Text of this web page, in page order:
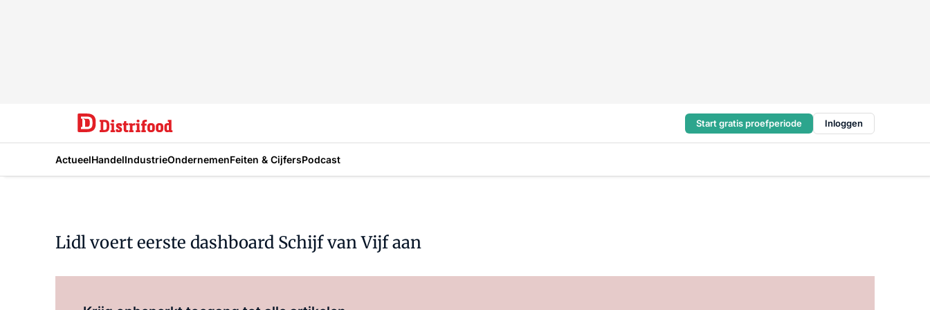
Start gratis proefperiode Inloggen
ActueelHandelIndustrieOndernemenFeiten & CijfersPodcast
Lidl voert eerste dashboard Schijf van Vijf aan